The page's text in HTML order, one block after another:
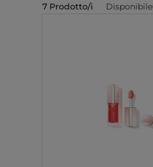
7 Prodotto/i Disponibile